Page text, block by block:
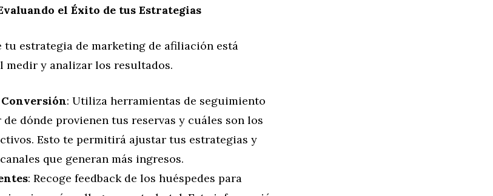
el Éxito de tus Estrategias
tu estrategia de marketing de afiliación está
medir y analizar los resultados.
: Utiliza herramientas de seguimiento
dónde provienen tus reservas y cuáles son los
Esto te permitirá ajustar tus estrategias y
que generan más ingresos.
: Recoge feedback de los huéspedes para